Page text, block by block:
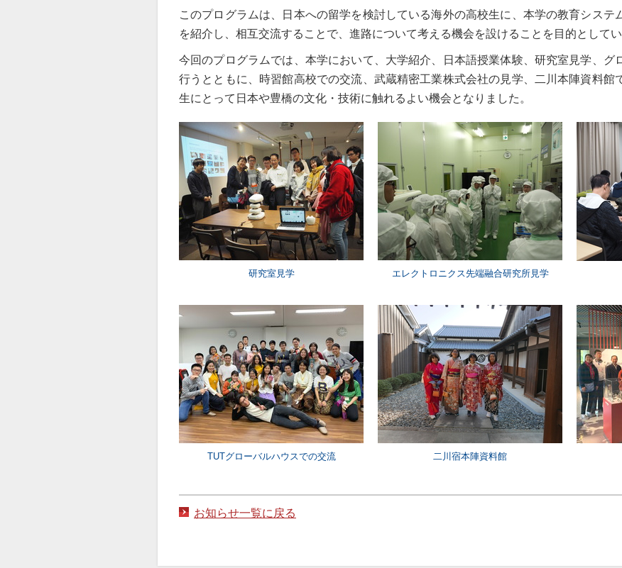
このプログラムは、日本への留学を検討している海外の高校生に、本学の教育システ
を紹介し、相互交流することで、進路について考える機会を設けることを目的としてい
今回のプログラムでは、本学において、大学紹介、日本語授業体験、研究室見学、グ
行うとともに、時習館高校での交流、武蔵精密工業株式会社の見学、二川本陣資料館
生にとって日本や豊橋の文化・技術に触れるよい機会となりました。
研究室見学 エレクトロニクス先端融合研究所見学
TUTグローバルハウスでの交流 二川宿本陣資料館
お知らせ一覧に戻る